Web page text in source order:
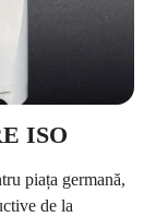
ISO
piața germană,
de la